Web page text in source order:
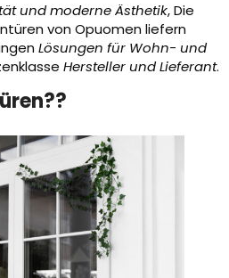
und moderne Ästhetik, Die
von Opuomen liefern
Lösungen für Wohn- und
Hersteller und Lieferant.